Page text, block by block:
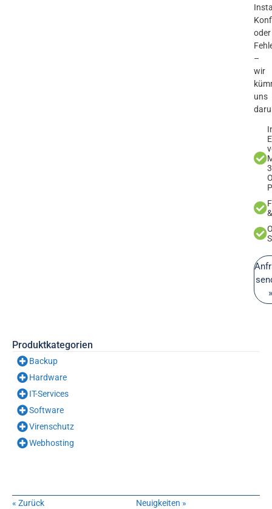
oder
–
wir
uns
»
Produktkategorien
Backup
Hardware
IT-Services
Software
Virenschutz
Webhosting
« Zurück Neuigkeiten »